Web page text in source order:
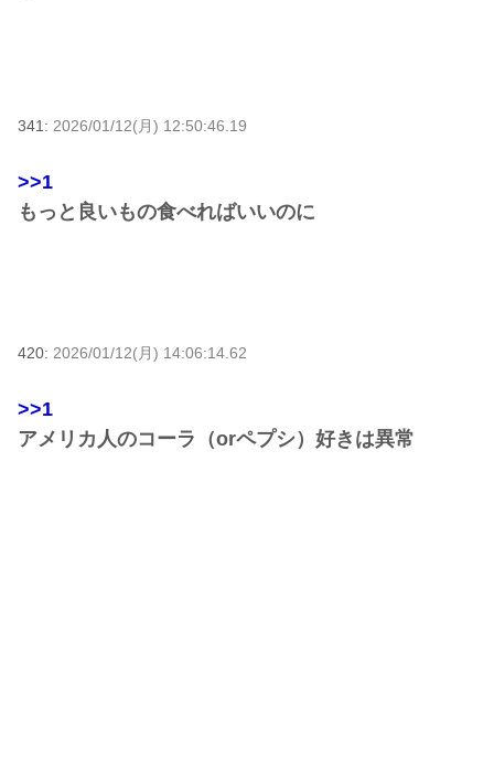
341: 2026/01/12(月) 12:50:46.19
>>1
もっと良いもの食べればいいのに
420: 2026/01/12(月) 14:06:14.62
>>1
アメリカ人のコーラ（orペプシ）好きは異常